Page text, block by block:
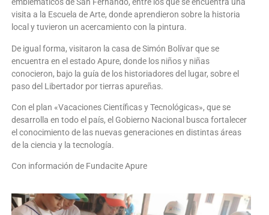
emblemáticos de San Fernando, entre los que se encuentra una
visita a la Escuela de Arte, donde aprendieron sobre la historia
local y tuvieron un acercamiento con la pintura.
De igual forma, visitaron la casa de Simón Bolívar que se
encuentra en el estado Apure, donde los niños y niñas
conocieron, bajo la guía de los historiadores del lugar, sobre el
paso del Libertador por tierras apureñas.
Con el plan «Vacaciones Científicas y Tecnológicas», que se
desarrolla en todo el país, el Gobierno Nacional busca fortalecer
el conocimiento de las nuevas generaciones en distintas áreas
de la ciencia y la tecnología.
Con información de Fundacite Apure